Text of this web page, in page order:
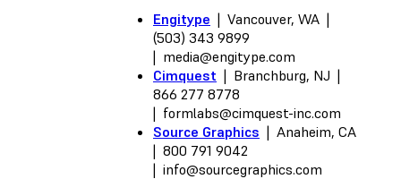
Engitype | Vancouver, WA |
(503) 343 9899
| media@engitype.com
Cimquest | Branchburg, NJ |
866 277 8778
| formlabs@cimquest-inc.com
Source Graphics | Anaheim, CA
| 800 791 9042
| info@sourcegraphics.com